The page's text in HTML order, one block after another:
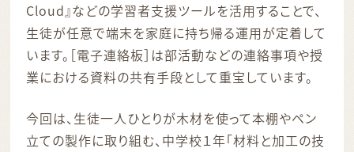
Cloud』などの学習者支援ツールを活用することで、
生徒が任意で端末を家庭に持ち帰る運用が定着して
います。［電子連絡板］は部活動などの連絡事項や授
業における資料の共有手段として重宝しています。
今回は、生徒一人ひとりが木材を使って本棚やペン
立ての製作に取り組む、中学校１年「材料と加工の技